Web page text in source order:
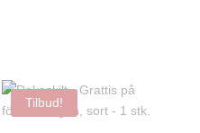
Tilbud!